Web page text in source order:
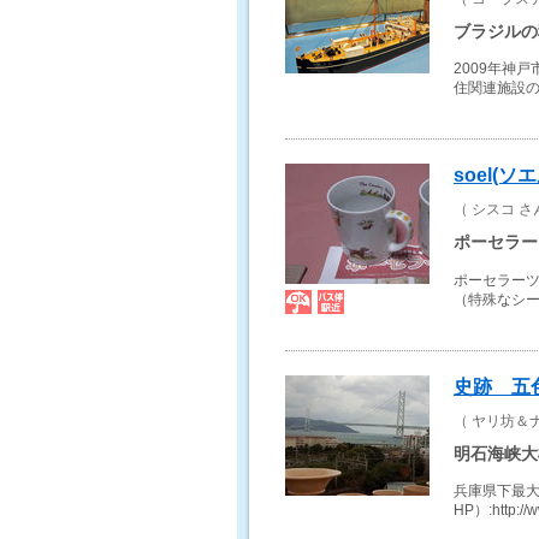
ブラジル
2009年神戸
住関連施設
soel(ソ
（ シスコ さ
ポーセラ
ポーセラー
（特殊なシ
史跡 五
（ ヤリ坊＆
明石海峡
兵庫県下最
HP）:http://